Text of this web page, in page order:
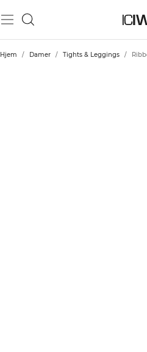
Hjem / Damer / Tights & Leggings /